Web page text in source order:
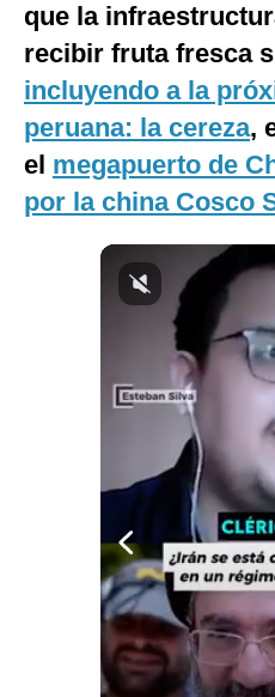
gestion.pe
Somos?
Términos
Y
Condiciones
Política
De
que la
recibir fruta fresca
incluyendo a la
peruana: la cereza,
el megapuerto de
por la china Cosco